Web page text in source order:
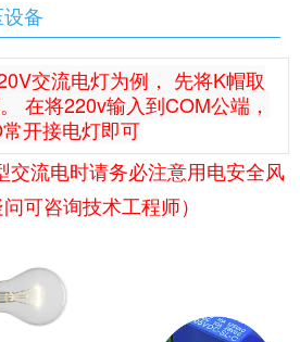
备
交流电灯为例， 先将K帽取
在将220v输入到COM公端，
开接电灯即可
交流电时请务必注意用电安全风
可咨询技术工程师）